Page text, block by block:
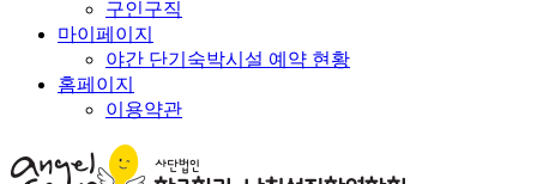
구인구직
마이페이지
야간 단기숙박시설 예약 현황
홈페이지
이용약관